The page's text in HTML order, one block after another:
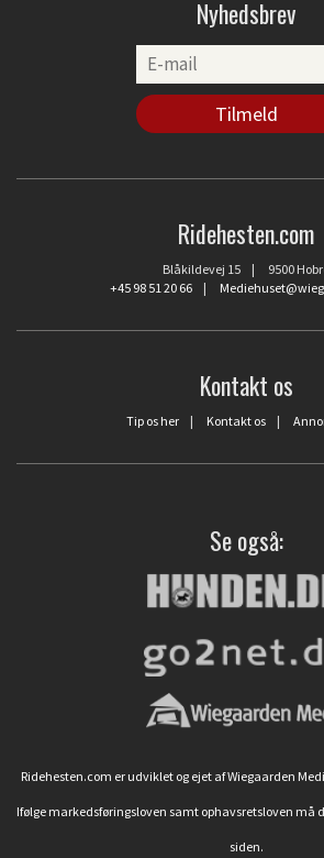
Nyhedsbrev
Ridehesten.com
Blåkildevej 15 | 9500
+45 98 51 20 66|
Kontakt os
Tip os her | Kontakt os |
Se også:
Ridehesten.com er udviklet og ejet af Wiegaarden
Ifølge markedsføringsloven samt ophavsretsloven må
siden.